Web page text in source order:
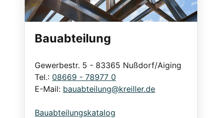
Bauabteilung
Gewerbestr. 5 - 83365 Nußdorf/Aiging
Tel.: 08669 - 78977 0
E-Mail: bauabteilung@kreiller.de
Bauabteilungskatalog